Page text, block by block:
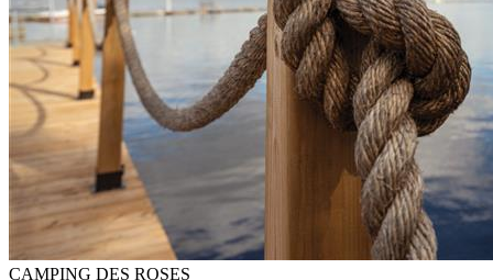
CAMPING DES ROSES